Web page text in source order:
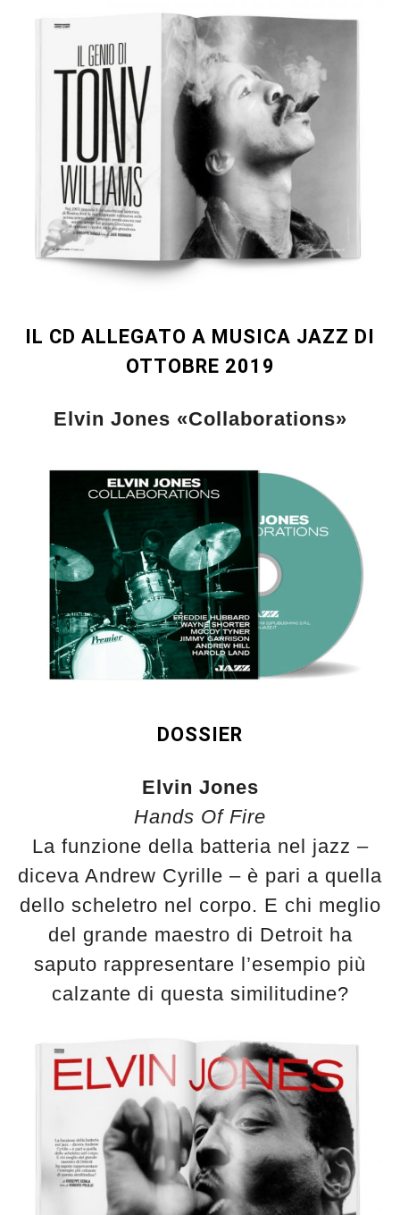
IL CD ALLEGATO A MUSICA JAZZ DI
OTTOBRE 2019
Elvin Jones «Collaborations»
DOSSIER
Elvin Jones
Hands Of Fire
La funzione della batteria nel jazz –
diceva Andrew Cyrille – è pari a quella
dello scheletro nel corpo. E chi meglio
del grande maestro di Detroit ha
saputo rappresentare l’esempio più
calzante di questa similitudine?